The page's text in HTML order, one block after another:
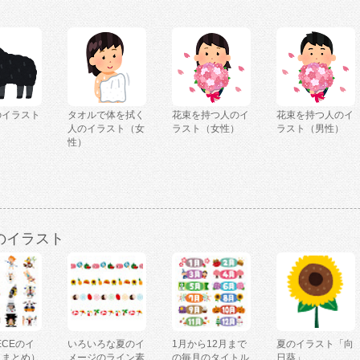
ラスト
タオルで体を拭く
人のイラスト（女
性）
花束を持つ人のイ
ラスト（女性）
花束を持つ人のイ
ラスト（男性）
イラスト
のイ
とめ）
いろいろな夏のイ
メージのライン素
1月から12月まで
の毎月のタイトル
夏のイラスト「向
日葵」